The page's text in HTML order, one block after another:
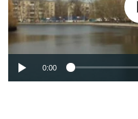
No media
0:00